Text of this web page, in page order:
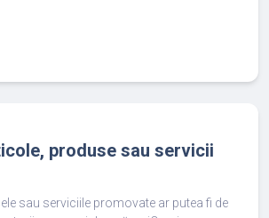
produse sau servicii
sau serviciile promovate ar putea fi de